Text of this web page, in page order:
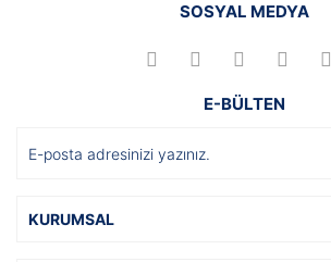
SOSYAL MEDYA
E-BÜLTEN
KURUMSAL